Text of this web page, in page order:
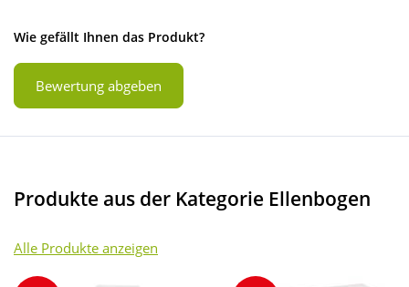
Wie gefällt Ihnen das Produkt?
Bewertung abgeben
Produkte aus der Kategorie Ellenbogen
Alle Produkte anzeigen